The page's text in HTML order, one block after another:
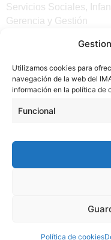
Utilizamos cookies para
navegación de la web del
información en la política de
Funcional
Política de cookies
Servicios Sociales,
Gerencia y Gestión
Otros enlaces
Noticias
Sede electrónica del
Protección de Datos